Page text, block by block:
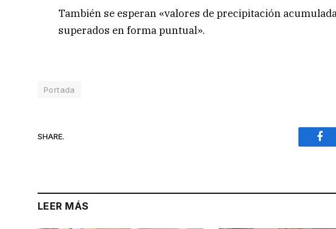
También se esperan «valores de precipitación
superados en forma puntual».
Portada
SHARE.
LEER MÁS